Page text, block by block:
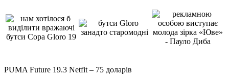
PUMA Future 19.3 Netfit – 75 доларів